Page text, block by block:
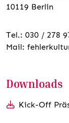
10119 Berlin
Tel.: 030 / 278
Mail:
Downloads
Kick-Off